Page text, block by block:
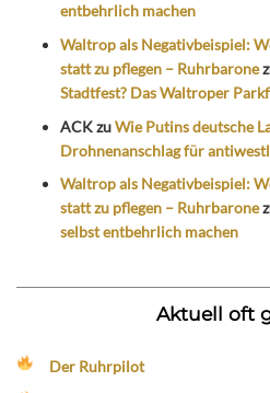
entbehrlich machen
Waltrop als Negativbeispiel:
statt zu pflegen – Ruhrbarone
Stadtfest? Das Waltroper
ACKzuWie Putins deutsche
Drohnenanschlag für
Waltrop als Negativbeispiel:
statt zu pflegen – Ruhrbarone
selbst entbehrlich machen
Aktuell oft
Der Ruhrpilot